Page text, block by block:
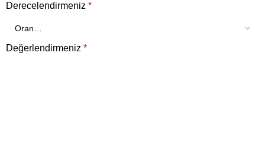
Derecelendirmeniz *
Değerlendirmeniz *